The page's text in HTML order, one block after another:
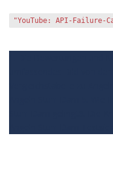
"YouTube: API-Failure-